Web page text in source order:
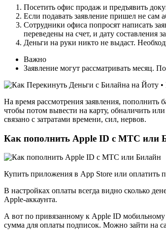
Посетить офис продаж и предъявить
Если подавать заявление пришел не сам
Сотрудники офиса попросят написать
переведены на счет, и дату составления
Деньги на руки никто не выдаст.
Важно
Заявление могут рассматривать месяц.
На время рассмотрения заявления,
чтобы потом вывести на карту, обналичить
связано с затратами времени, сил, нервов.
Как пополнить Apple ID с МТС или
Купить приложения в App Store или оплатить
В настройках оплаты всегда видно сколько
Apple-аккаунта.
А вот по привязанному к Apple ID мобильному
сумма для оплаты подписок. Можно зайти на